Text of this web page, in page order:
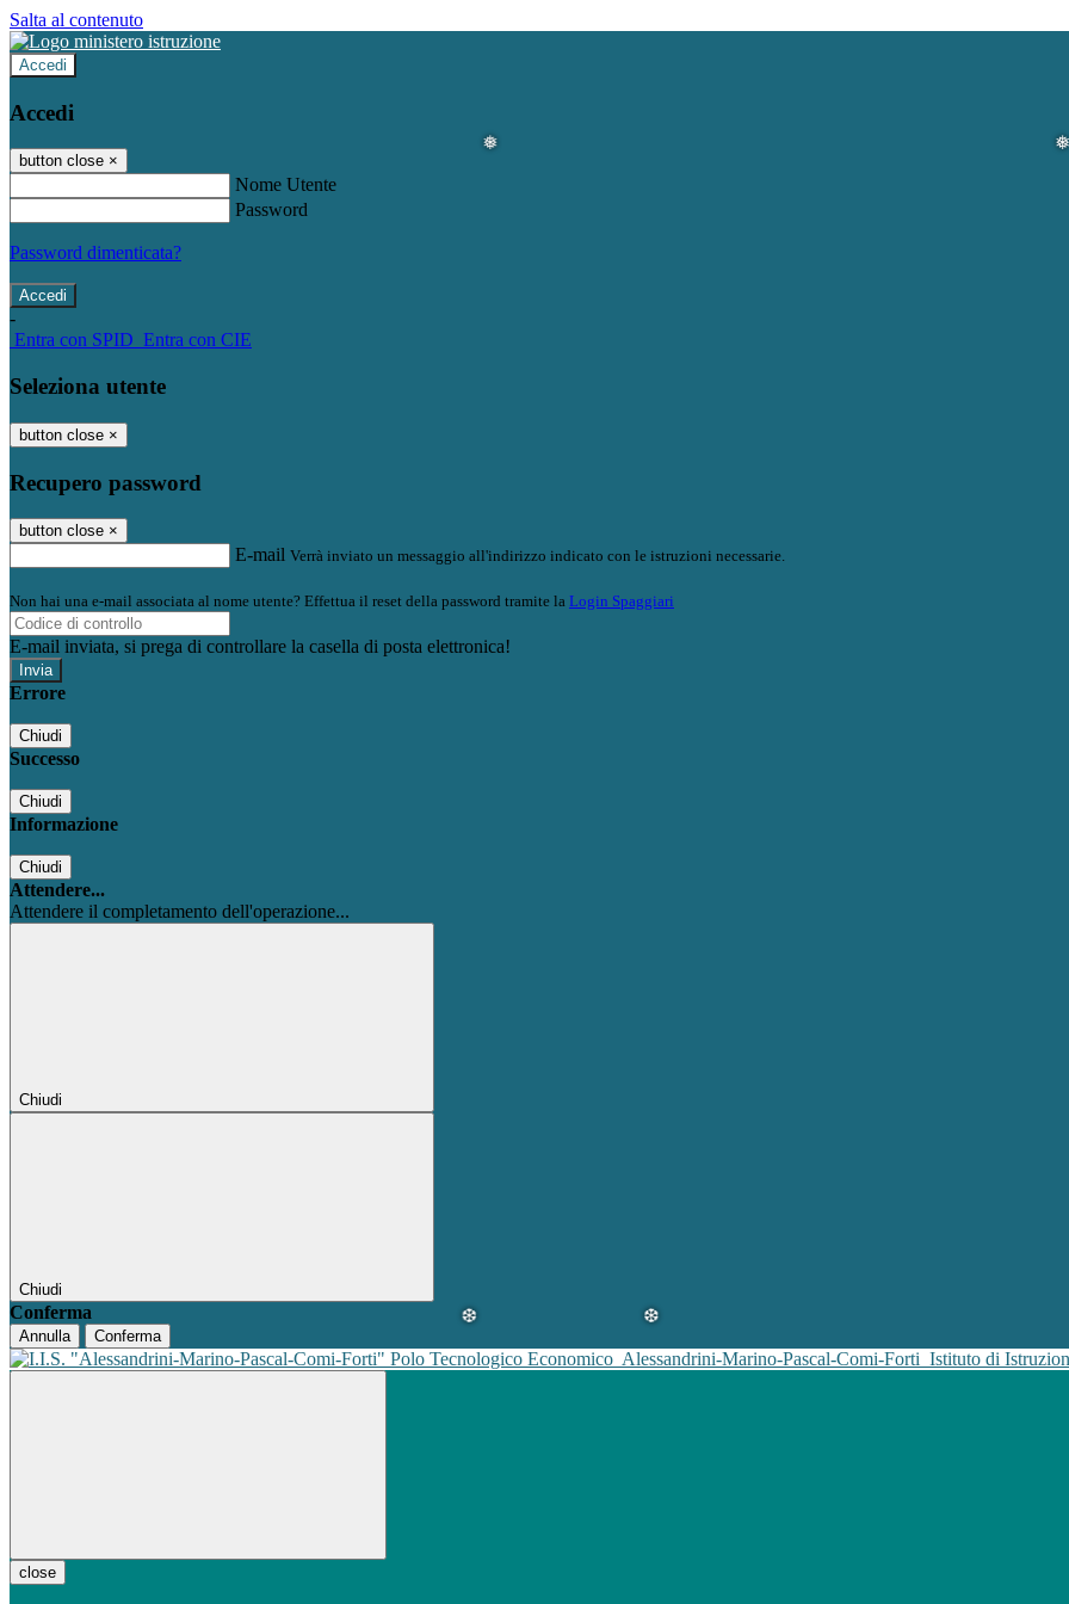
Salta al contenuto
Accedi
Accedi
button close ×
Nome Utente
Password
Password dimenticata?
-
Entra con SPID Entra con CIE
Seleziona utente
button close ×
Recupero password
button close ×
E-mail Verrà inviato un messaggio all'indirizzo indicato con le istruzioni necessarie.
Non hai una e-mail associata al nome utente? Effettua il reset della password tramite la Login Spaggiari
E-mail inviata, si prega di controllare la casella di posta elettronica!
Errore
Chiudi
Successo
Chiudi
Informazione
Chiudi
Attendere...
Attendere il completamento dell'operazione...
Chiudi
Chiudi
Conferma
Annulla Conferma
Polo Tecnologico Economico Alessandrini-Marino-Pascal-Comi-Forti Istituto di
close